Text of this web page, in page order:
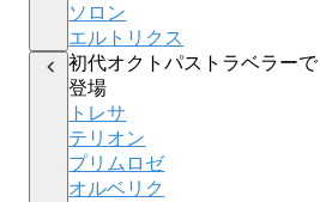
ソロン
エルトリクス
初代オクトパストラベラーで
登場
トレサ
テリオン
プリムロゼ
オルベリク